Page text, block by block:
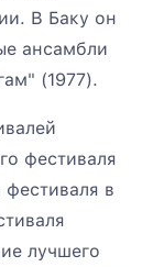
В Баку он
ансамбли
(1977).
фестиваля
в
лучшего